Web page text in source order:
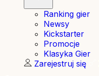
Ranking gier
Newsy
Kickstarter
Promocje
Klasyka Gier
Zarejestruj się